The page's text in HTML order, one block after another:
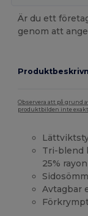
Är du ett
genom att
Observera att på grund
produktbilden inte
Tri-blend
25% rayon
Avtagbar